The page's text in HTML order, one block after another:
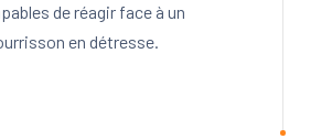
de réagir face à un
en détresse.